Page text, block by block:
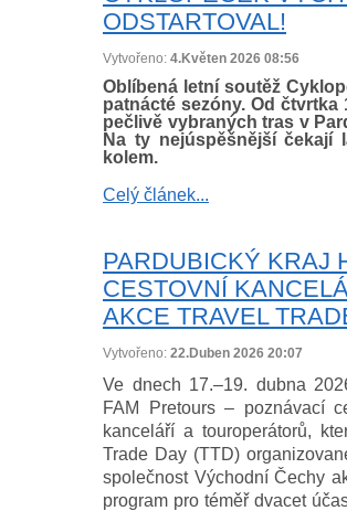
ODSTARTOVAL!
Vytvořeno: 4.Květen 2026 08:56
Oblíbená letní soutěž
patnácté sezóny. Od
pečlivě vybraných tras v
Na ty nejúspěšnější
kolem.
Celý článek...
PARDUBICKÝ KRAJ
CESTOVNÍ
AKCE TRAVEL
Vytvořeno: 22.Duben 2026 20:07
Ve dnech 17.–19. dubna
FAM Pretours – poznávací
kanceláří a touroperátorů,
Trade Day (TTD)
společnost Východní Čechy
program pro téměř dvacet